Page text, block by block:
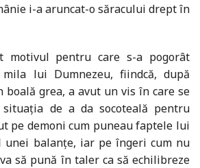
i-a aruncat-o săracului drept în
motivul pentru care s-a pogorât
lui Dumnezeu, fiindcă, după
boală grea, a avut un vis în care se
de a da socoteală pentru
pe demoni cum puneau faptele lui
balanţe, iar pe îngeri cum nu
să pună în taler ca să echilibreze